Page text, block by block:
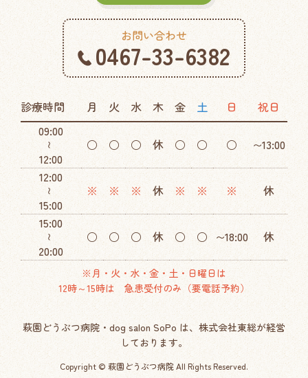
お問い合わせ
0467-33-6382
診療時間 月 火 水 木 金 土 日
祝日
09:00
～
12:00
○ ○ ○ 休 ○ ○ ○ 〜13:00
12:00
～
15:00
※ ※ ※ 休 ※ ※ ※
休
15:00
～
20:00
○ ○ ○ 休 ○ ○ 〜18:00 休
※月・火・水・金・土・日曜日は
12時～15時は 急患受付のみ（要電話予約）
萩園どうぶつ病院・dog salon SoPo は、株式会社東総が経営
しております。
Copyright © 萩園どうぶつ病院 All Rights Reserved.